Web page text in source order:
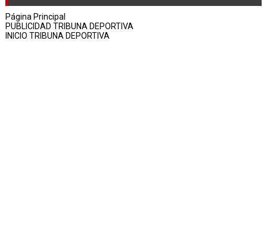
Página Principal
PUBLICIDAD TRIBUNA DEPORTIVA
INICIO TRIBUNA DEPORTIVA